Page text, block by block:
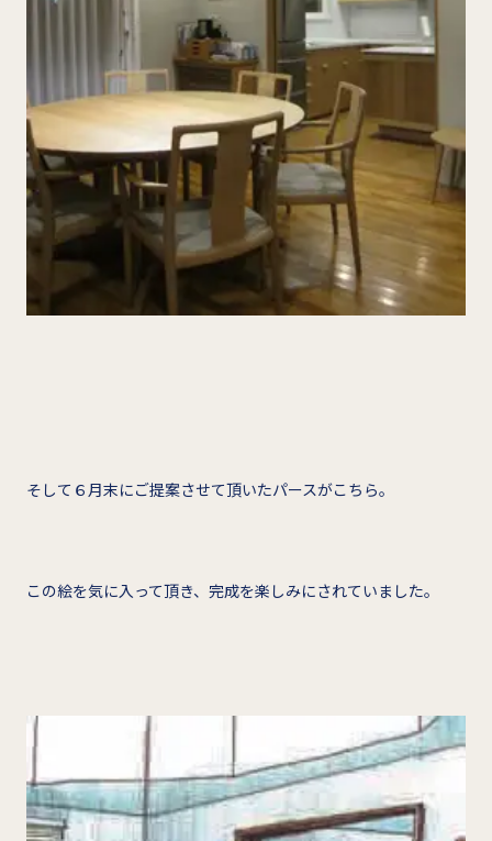
そして６月末にご提案させて頂いたパースがこちら。
この絵を気に入って頂き、完成を楽しみにされていました。